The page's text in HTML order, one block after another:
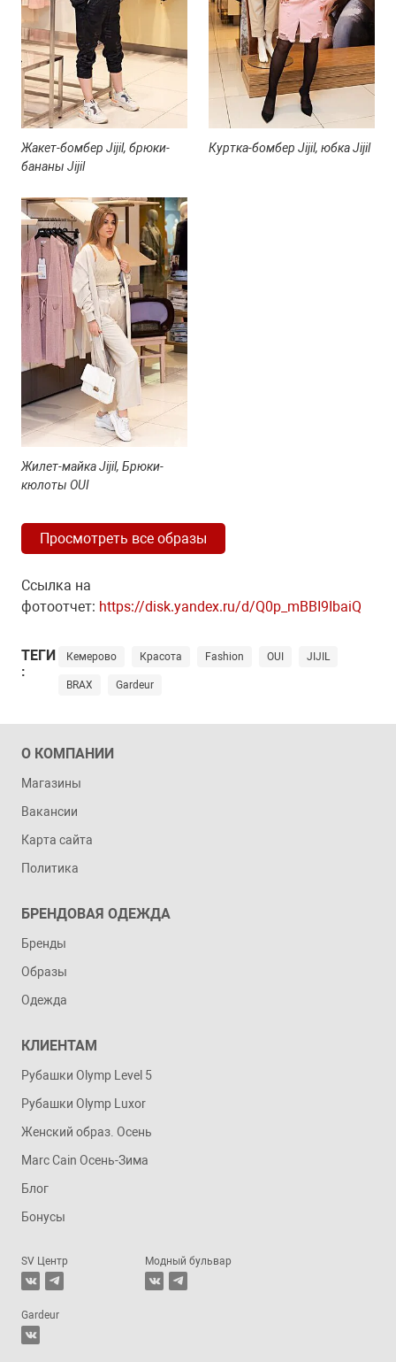
Жакет-бомбер Jijil, брюки-
бананы Jijil
Куртка-бомбер Jijil, юбка Jijil
Жилет-майка Jijil, Брюки-
кюлоты OUI
Просмотреть все образы
Ссылка на
фотоотчет: https://disk.yandex.ru/d/Q0p_mBBI9IbaiQ
ТЕГИ
:
Кемерово Красота Fashion OUI JIJIL
BRAX Gardeur
О КОМПАНИИ
Магазины
Вакансии
Карта сайта
Политика
БРЕНДОВАЯ ОДЕЖДА
Бренды
Образы
Одежда
КЛИЕНТАМ
Рубашки Olymp Level 5
Рубашки Olymp Luxor
Женский образ. Осень
Marc Cain Осень-Зима
Блог
Бонусы
SV Центр Модный бульвар
Gardeur